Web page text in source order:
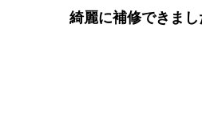
綺麗に補修できまし